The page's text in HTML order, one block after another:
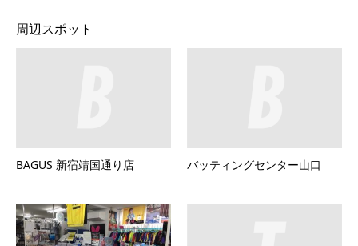
周辺スポット
BAGUS 新宿靖国通り店 バッティングセンター山口